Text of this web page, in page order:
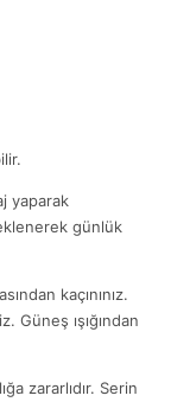
yaparak
günlük
kaçınınız.
Güneş ışığından
zararlıdır. Serin